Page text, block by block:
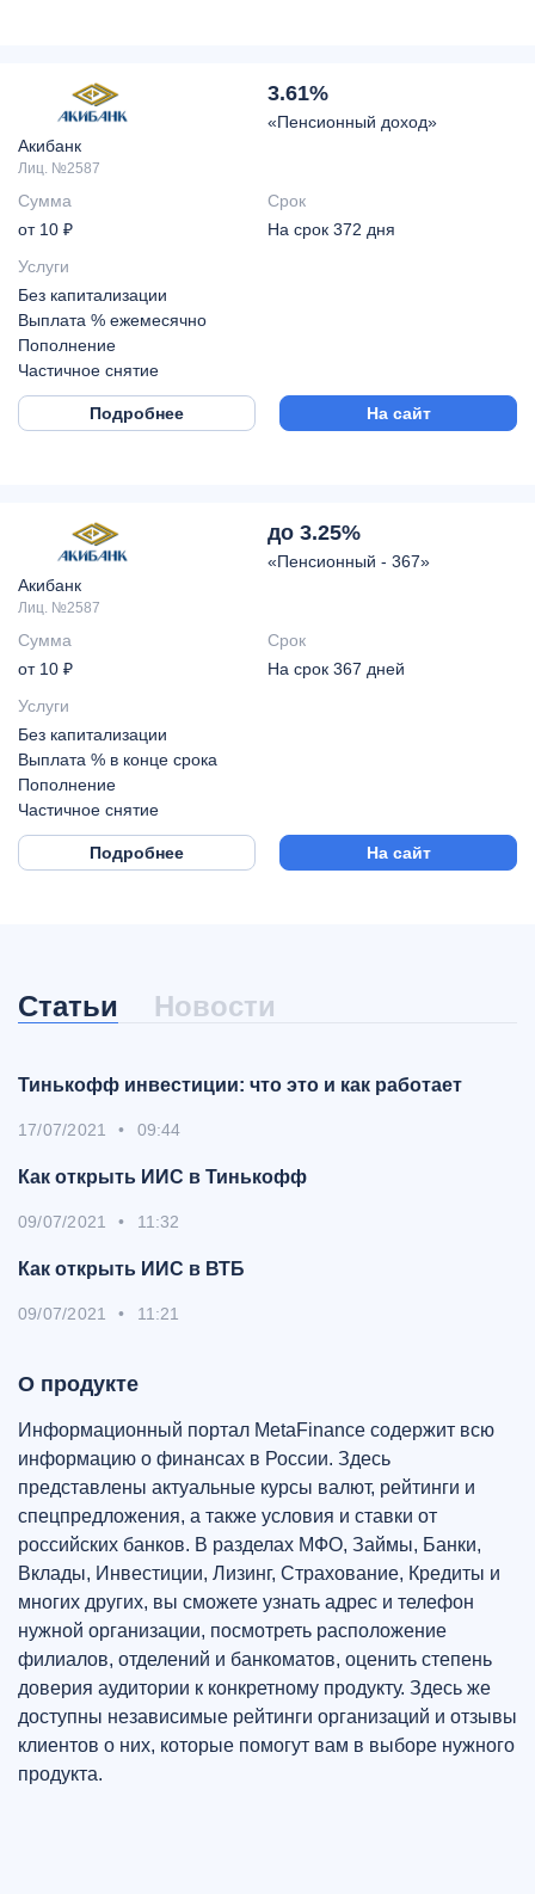
Акибанк
Лиц. №2587
3.61%
«Пенсионный доход»
Сумма
от 10 ₽
Срок
На срок 372 дня
Услуги
Без капитализации
Выплата % ежемесячно
Пополнение
Частичное снятие
Подробнее На сайт
Акибанк
Лиц. №2587
до 3.25%
«Пенсионный - 367»
Сумма
от 10 ₽
Срок
На срок 367 дней
Услуги
Без капитализации
Выплата % в конце срока
Пополнение
Частичное снятие
Подробнее На сайт
Статьи Новости
Тинькофф инвестиции: что это и как работает
17/07/2021 • 09:44
Как открыть ИИС в Тинькофф
09/07/2021 • 11:32
Как открыть ИИС в ВТБ
09/07/2021 • 11:21
О продукте
Информационный портал MetaFinance содержит всю
информацию о финансах в России. Здесь
представлены актуальные курсы валют, рейтинги и
спецпредложения, а также условия и ставки от
российских банков. В разделах МФО, Займы, Банки,
Вклады, Инвестиции, Лизинг, Страхование, Кредиты и
многих других, вы сможете узнать адрес и телефон
нужной организации, посмотреть расположение
филиалов, отделений и банкоматов, оценить степень
доверия аудитории к конкретному продукту. Здесь же
доступны независимые рейтинги организаций и отзывы
клиентов о них, которые помогут вам в выборе нужного
продукта.